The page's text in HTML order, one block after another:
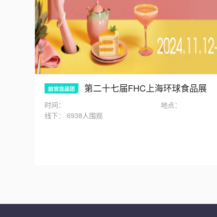
第二十七届FHC上海环球食品展
时间：
地点：
线下：
6938人围观